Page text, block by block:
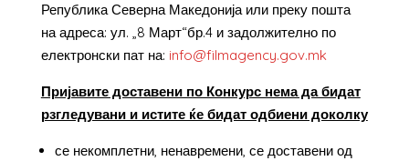
Република Северна Македонија или преку пошта
на адреса: ул. „8 Март“бр.4 и задолжително по
електронски пат на: info@filmagency.gov.mk
Пријавите доставени по Конкурс нема да бидат
рзгледувани и истите ќе бидат одбиени доколку
се некомплетни, ненавремени, се доставени од